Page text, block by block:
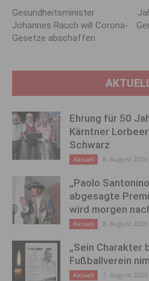
Gesundheits­minister
Johannes Rauch will Corona-
Gesetze ab­schaffen
Ehrung für 50
Kärntner
Schwarz
Aktuell 8. August 2026
„Paolo
abgesagte
wird morgen
Aktuell 8. August 2026
„Sein Charakter
Fußballverein
Aktuell 7. August 2026